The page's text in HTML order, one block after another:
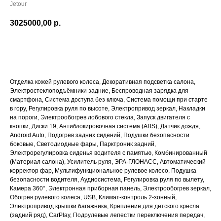
Jetour
3025000,00 р.
Отделка кожей рулевого колеса, Декоративная подсветка салона,
Электростеклоподъёмники задние, Беспроводная зарядка для
смартфона, Система доступа без ключа, Система помощи при старте
в гору, Регулировка руля по высоте, Электропривод зеркал, Накладки
на пороги, Электрообогрев лобового стекла, Запуск двигателя с
кнопки, Диски 19, Антиблокировочная система (ABS), Датчик дождя,
Android Auto, Подогрев задних сидений, Подушки безопасности
боковые, Светодиодные фары, Парктроник задний,
Электрорегулировка сиденья водителя с памятью, Комбинированный
(Материал салона), Усилитель руля, ЭРА-ГЛОНАСС, Автоматический
корректор фар, Мультифункциональное рулевое колесо, Подушка
безопасности водителя, Аудиосистема, Регулировка руля по вылету,
Камера 360°, Электронная приборная панель, Электрообогрев зеркал,
Обогрев рулевого колеса, USB, Климат-контроль 2-зонный,
Электропривод крышки багажника, Крепление для детского кресла
(задний ряд), CarPlay, Подрулевые лепестки переключения передач,